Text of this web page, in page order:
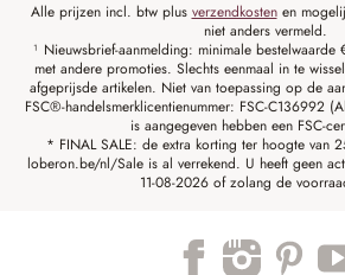
Alle prijzen incl. btw plus verzendkostenen
niet anders vermeld.
¹ Nieuwsbrief-aanmelding: minimale
met andere promoties. Slechts eenmaal in te
afgeprijsde artikelen. Niet van toepassing op de
FSC®-handelsmerklicentienummer: FSC-C136992
is aangegeven hebben een FSC-
* FINAL SALE: de extra korting ter hoogte van
loberon.be/nl/Sale is al verrekend. U heeft geen
11-08-2026 of zolang de